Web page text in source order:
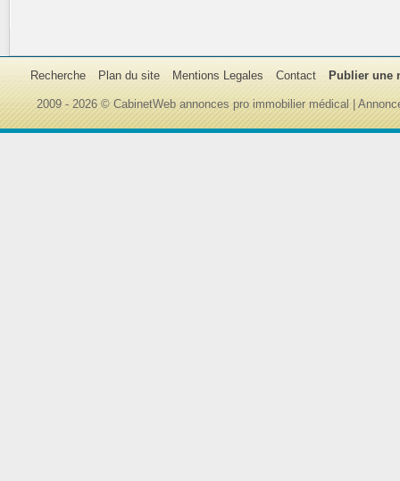
Recherche Plan du site Mentions Legales Contact Publier une
2009 - 2026 © CabinetWeb annonces pro immobilier médical |